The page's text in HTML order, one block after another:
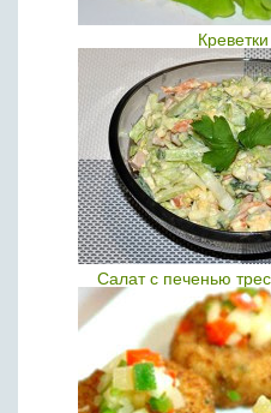
Салат с печенью